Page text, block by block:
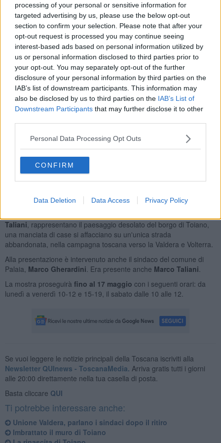
processing of your personal or sensitive information for
targeted advertising by us, please use the below opt-out
section to confirm your selection. Please note that after your
opt-out request is processed you may continue seeing
interest-based ads based on personal information utilized by
us or personal information disclosed to third parties prior to
your opt-out. You may separately opt-out of the further
disclosure of your personal information by third parties on the
IAB’s list of downstream participants. This information may
also be disclosed by us to third parties on the IAB’s List of
Downstream Participants that may further disclose it to other
Personal Data Processing Opt Outs
CONFIRM
Data Deletion Data Access Privacy Policy
bellezza di una delle più straordinarie campagne toscane, che nel
corso del tempo è diventata purtroppo un luogo disabitato”.
“Il sindaco Gherardini (il sindaco di Palaia, ndr) è uno stimolo per
tutti noi che da sempre seguiamo Toiano, perché la Regione possa
intervenire e garantire il consolidamento del tufo che fa da base
alle case, e quindi la loro riqualificazione per poter essere
riabilitate. Toiano è il simbolo di una Toscana da riconquistare ”, ha
poi aggiunto Giani. Il presidente ha osservato un minuto di silenzio
in ricordo diSimone Scotto, uno dei due fotografi autori degli scatti
esposti, prematuramente scomparso.
E’ intervenuto alla presentazione anche il consigliere regionale
Andrea Pieroni, che ha così commentato: “Toiano è per me un
luogo familiare, ne porto la sua bellezza e suggestione. Queste foto
ci raccontano angoli di Toiano e della Toscana più genuina e vera
centro dell’attenzione, in un’ottica anche di rivalutazione turistica”.
Taliani , rappresentano il paesaggio desolato del borgo di Toiano,
una manciata di case si affacciano su un'unica strada
abbandonata, nella campagna toscana verso la Valdera e Volterra.
Alla presentazione è intervenuto anche il sindaco del comune di
Palaia, Marco Gherardini . Era presente anche Marco Taliani
La mostra proseguirà fino al 17 maggio con i seguenti orari: da
lunedì a venerdì 10-12 e 15-19, il sabato dalle 10 alle 12.
Se vuoi leggere le notizie principali della Toscana iscriviti alla
Newsletter QUInews - ToscanaMedia. Arriva gratis tutti i giorni
alle 20:00 direttamente nella tua casella di posta.
Basta cliccare QUI
Ti potrebbe interessare anche:
Unione Valdera, parlano i sindaci dopo il ritiro
Imbrattato il muro di Toiano